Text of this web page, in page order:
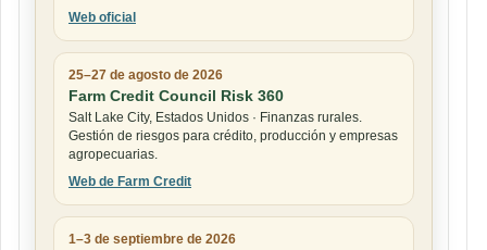
Web oficial
25–27 de agosto de 2026
Farm Credit Council Risk 360
Salt Lake City, Estados Unidos · Finanzas rurales.
Gestión de riesgos para crédito, producción y empresas
agropecuarias.
Web de Farm Credit
1–3 de septiembre de 2026